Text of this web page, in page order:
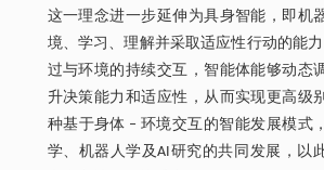
这一理念进一步延伸为具身智能，即机
境、学习、理解并采取适应性行动的能力
过与环境的持续交互，智能体能够动态
升决策能力和适应性，从而实现更高级
种基于身体 ‒ 环境交互的智能发展模式
学、机器人学及AI研究的共同发展，以